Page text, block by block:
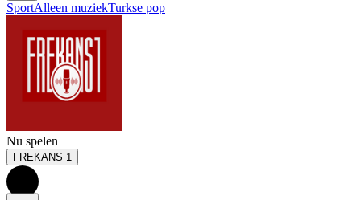
SportAlleen muziekTurkse pop
Nu spelen
FREKANS 1